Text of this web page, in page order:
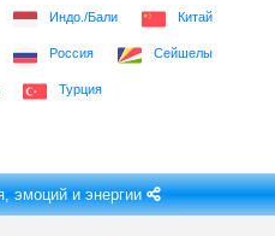
Индо./Бали Китай
Россия Сейшелы
Турция
эмоций и энергии